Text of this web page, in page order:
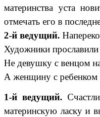
материнства уста
отмечать его в
2-й ведущий.
Художники прославили
Не девушку с венцом
А женщину с ребенком
1-й ведущий.
материнскую ласку и